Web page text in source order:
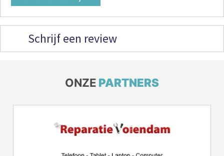
Schrijf een review
ONZE PARTNERS